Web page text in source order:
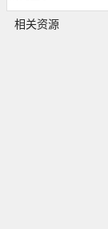
相关资源